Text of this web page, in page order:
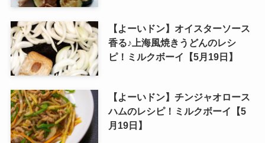
【よーいドン】オイスターソース
香る♪上海風焼きうどんのレシ
ピ！ミルクボーイ【5月19日】
【よーいドン】チンジャオロース
ハムのレシピ！ミルクボーイ【5
月19日】